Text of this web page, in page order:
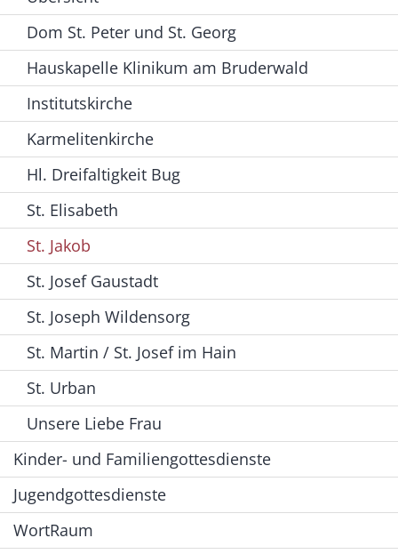
Dom St. Peter und St. Georg
Hauskapelle Klinikum am Bruderwald
Institutskirche
Karmelitenkirche
Hl. Dreifaltigkeit Bug
St. Elisabeth
St. Jakob
St. Josef Gaustadt
St. Joseph Wildensorg
St. Martin / St. Josef im Hain
St. Urban
Unsere Liebe Frau
Kinder- und Familiengottesdienste
Jugendgottesdienste
WortRaum